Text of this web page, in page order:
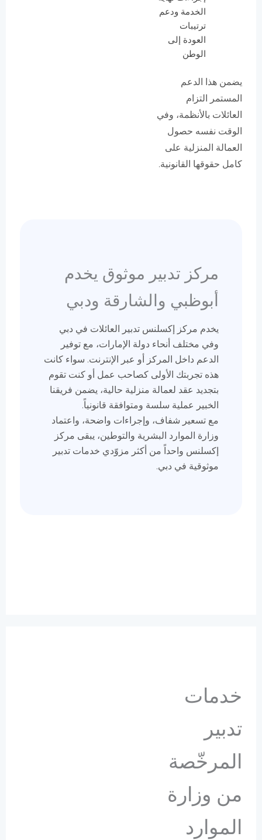
الخدمة ودعم
ترتيبات
العودة إلى
الوطن
يضمن هذا الدعم
المستمر التزام
العائلات بالأنظمة، وفي
الوقت نفسه حصول
العمالة المنزلية على
كامل حقوقها القانونية.
مركز تدبير موثوق يخدم
أبوظبي والشارقة ودبي
يخدم مركز إكسلنس تدبير العائلات في دبي
وفي مختلف أنحاء دولة الإمارات، مع توفير
الدعم داخل المركز أو عبر الإنترنت. سواء كانت
هذه تجربتك الأولى كصاحب عمل أو كنت تقوم
بتجديد عقد لعمالة منزلية حالية، يضمن فريقنا
الخبير عملية سلسة ومتوافقة قانونياً.
مع تسعير شفاف، وإجراءات واضحة، واعتماد
وزارة الموارد البشرية والتوطين، يبقى مركز
إكسلنس واحداً من أكثر مزوّدي خدمات تدبير
موثوقية في دبي.
خدمات
تدبير
المرخّصة
من وزارة
الموارد